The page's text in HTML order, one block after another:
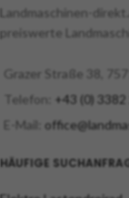
Landmaschinen-
preiswerte
Grazer Straße 38,
Telefon:
+43 (0)
E-Mail:
HÄUFIGE